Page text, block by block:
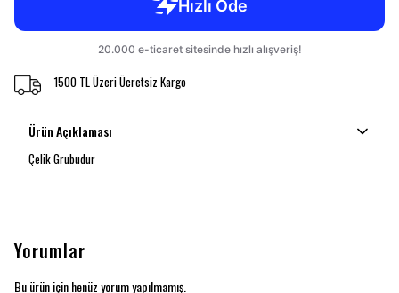
1500 TL Üzeri Ücretsiz Kargo
Ürün Açıklaması
Çelik Grubudur
Yorumlar
Bu ürün için henüz yorum yapılmamış.